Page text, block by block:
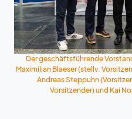
Der geschäftsführende
Maximilian Blaeser (stellv.
Andreas Steppuhn
Vorsitzender) und Kai